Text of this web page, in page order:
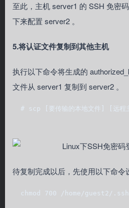
至此，主机 server1 的 SSH 免密
下来配置 server2 。
5.将认证文件复制到其他主机
执行以下命令将生成的
文件从 server1 复制到 server2 。
# scp [要传输的本地文件] [
待复制完成以后，先使用以下命令
chmod 700 /home/guest2/